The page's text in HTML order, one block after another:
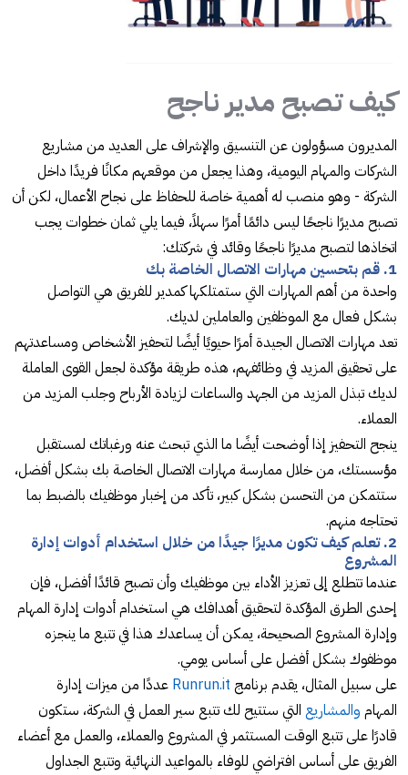
كيف تصبح مدير ناجح
المديرون مسؤولون عن التنسيق والإشراف على العديد من مشاريع
الشركات والمهام اليومية، وهذا يجعل من موقعهم مكانًا فريدًا داخل
الشركة - وهو منصب له أهمية خاصة للحفاظ على نجاح الأعمال، لكن أن
تصبح مديرًا ناجحًا ليس دائمًا أمرًا سهلاً، فيما يلي ثمان خطوات يجب
اتخاذها لتصبح مديرًا ناجحًا وقائد في شركتك:
1. قم بتحسين مهارات الاتصال الخاصة بك
واحدة من أهم المهارات التي ستمتلكها كمدير للفريق هي التواصل
بشكل فعال مع الموظفين والعاملين لديك.
تعد مهارات الاتصال الجيدة أمرًا حيويًا أيضًا لتحفيز الأشخاص ومساعدتهم
على تحقيق المزيد في وظائفهم، هذه طريقة مؤكدة لجعل القوى العاملة
لديك تبذل المزيد من الجهد والساعات لزيادة الأرباح وجلب المزيد من
العملاء.
ينجح التحفيز إذا أوضحت أيضًا ما الذي تبحث عنه ورغباتك لمستقبل
مؤسستك، من خلال ممارسة مهارات الاتصال الخاصة بك بشكل أفضل،
ستتمكن من التحسن بشكل كبير، تأكد من إخبار موظفيك بالضبط بما
تحتاجه منهم.
2. تعلم كيف تكون مديرًا جيدًا من خلال استخدام أدوات إدارة
المشروع
عندما تتطلع إلى تعزيز الأداء بين موظفيك وأن تصبح قائدًا أفضل، فإن
إحدى الطرق المؤكدة لتحقيق أهدافك هي استخدام أدوات إدارة المهام
وإدارة المشروع الصحيحة، يمكن أن يساعدك هذا في تتبع ما ينجزه
موظفوك بشكل أفضل على أساس يومي.
على سبيل المثال، يقدم برنامج Runrun.it عددًا من ميزات إدارة
المهام والمشاريع التي ستتيح لك تتبع سير العمل في الشركة، ستكون
قادرًا على تتبع الوقت المستثمر في المشروع والعملاء، والعمل مع أعضاء
الفريق على أساس افتراضي للوفاء بالمواعيد النهائية وتتبع الجداول